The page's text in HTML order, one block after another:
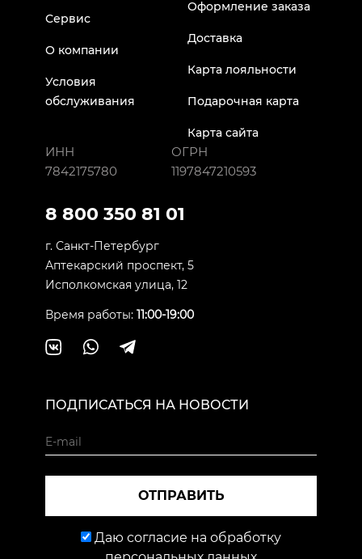
Сервис
О компании
Условия
обслуживания
Оформление заказа
Доставка
Карта лояльности
Подарочная карта
Карта сайта
ИНН
7842175780
ОГРН
1197847210593
8 800 350 81 01
г. Санкт-Петербург
Аптекарский проспект, 5
Исполкомская улица, 12
Время работы: 11:00-19:00
ПОДПИСАТЬСЯ НА НОВОСТИ
ОТПРАВИТЬ
Даю согласие на обработку